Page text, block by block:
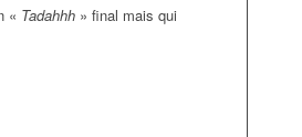
« Tadahhh » final mais qui